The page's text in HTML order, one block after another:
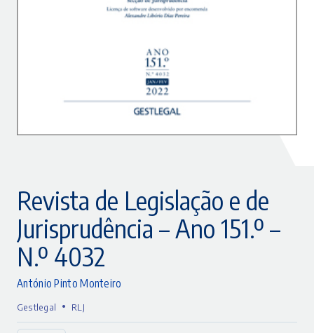
Revista de Legislação e de
Jurisprudência – Ano 151.º –
N.º 4032
António Pinto Monteiro
Gestlegal • RLJ